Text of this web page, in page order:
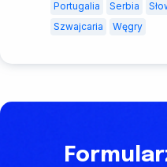
Portugalia
Serbia
Szwajcaria
Węgry